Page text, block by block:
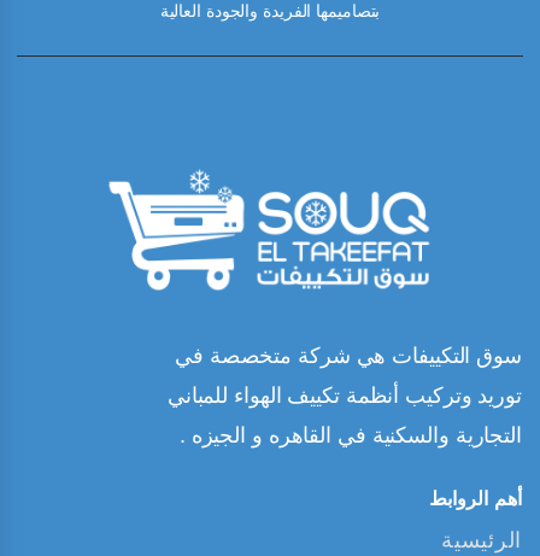
بتصاميمها الفريدة والجودة العالية
سوق التكييفات هي شركة متخصصة في
توريد وتركيب أنظمة تكييف الهواء للمباني
التجارية والسكنية في القاهره و الجيزه .
أهم الروابط
الرئيسية